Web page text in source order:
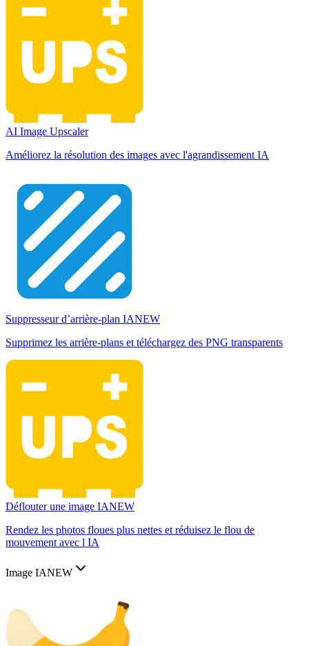
AI Image Upscaler
Améliorez la résolution des images avec l'agrandissement IA
Suppresseur d’arrière-plan IANEW
Supprimez les arrière-plans et téléchargez des PNG transparents
Déflouter une image IANEW
Rendez les photos floues plus nettes et réduisez le flou de
mouvement avec l IA
Image IANEW